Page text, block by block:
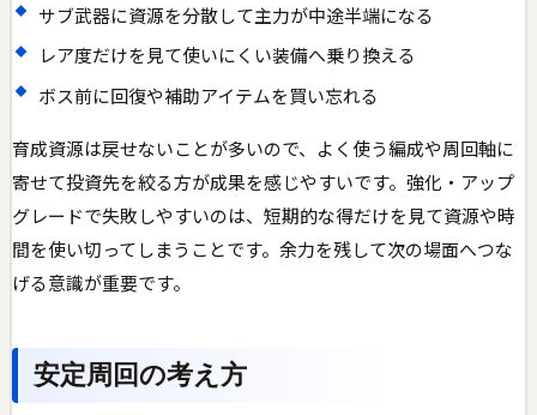
サブ武器に資源を分散して主力が中途半端になる
レア度だけを見て使いにくい装備へ乗り換える
ボス前に回復や補助アイテムを買い忘れる
育成資源は戻せないことが多いので、よく使う編成や周回軸に
寄せて投資先を絞る方が成果を感じやすいです。強化・アップ
グレードで失敗しやすいのは、短期的な得だけを見て資源や時
間を使い切ってしまうことです。余力を残して次の場面へつな
げる意識が重要です。
安定周回の考え方